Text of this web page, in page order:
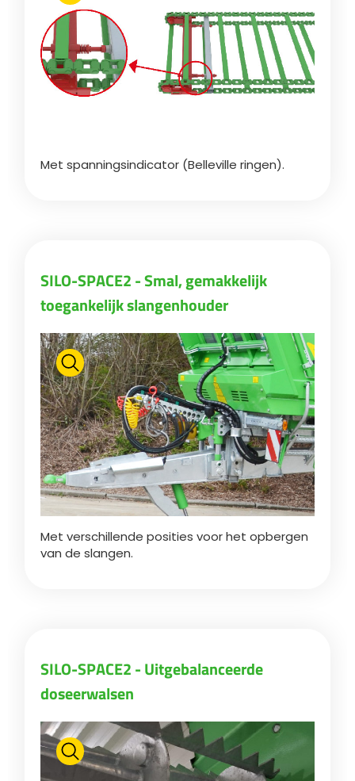
Met spanningsindicator (Belleville ringen).
SILO-SPACE2 - Smal, gemakkelijk
toegankelijk slangenhouder
Met verschillende posities voor het opbergen
van de slangen.
SILO-SPACE2 - Uitgebalanceerde
doseerwalsen